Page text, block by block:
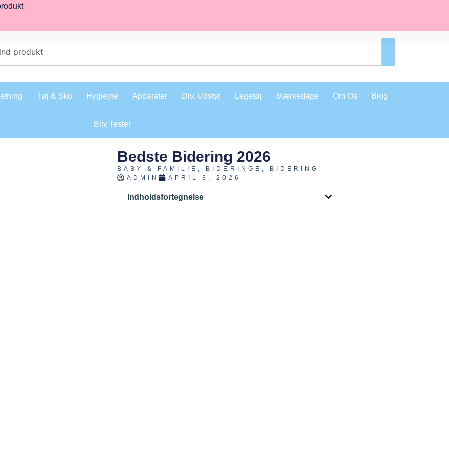
Tøj & Sko Hygiejne Apparater Div. Udstyr Legetøj Mærkedage Om Os Blog
Bliv Tester
Bedste Bidering 2026
BABY & FAMILIE BIDERINGE
BIDERING
ADMIN
APRIL 3, 2026
Indholdsfortegnelse